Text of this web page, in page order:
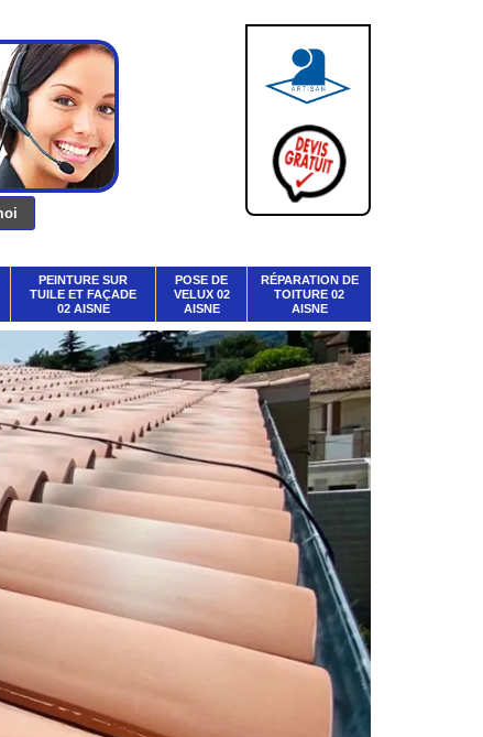
PEINTURE SUR
TUILE ET FAÇADE
02 AISNE
POSE DE
VELUX 02
AISNE
RÉPARATION DE
TOITURE 02
AISNE